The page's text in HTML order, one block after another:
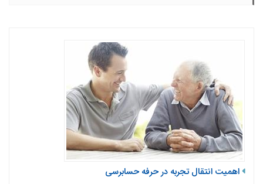
اهمیت انتقال تجربه در حرفه حسابرسی